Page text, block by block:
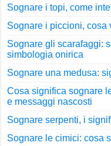
Sognare i topi, come
Sognare i piccioni, cosa
Sognare gli scarafaggi:
simbologia onirica
Sognare una medusa:
Cosa significa sognare
e messaggi nascosti
Sognare serpenti, i
Sognare le cimici: cosa